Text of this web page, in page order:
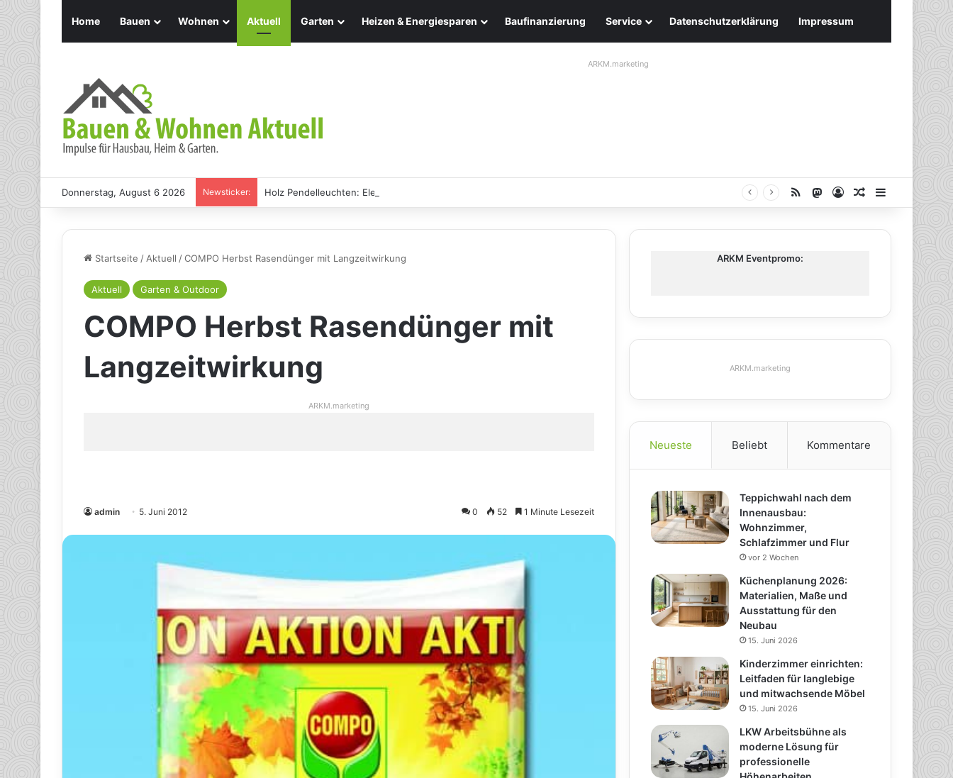
Home Bauen Wohnen Aktuell Garten Heizen & Energiesparen Baufinanzierung Service Datenschutzerklärung Impressum
ARKM.marketing
Donnerstag, August 6 2026 Newsticker: Holz Pendelleuchten: Eleganz und Nachhaltigkeit für Ihr Zuhause RSS Mastodon
AnmeldenZufälliger
Startseite /Aktuell /COMPO Herbst Rasendünger mit Langzeitwirkung
Aktuell Garten & Outdoor
COMPO Herbst Rasendünger mit
Langzeitwirkung
ARKM.marketing
admin 5. Juni 2012 0 52 1 Minute Lesezeit
ARKM Eventpromo:
ARKM.marketing
Neueste Beliebt Kommentare
Teppichwahl nach dem
Innenausbau:
Wohnzimmer,
Schlafzimmer und Flur
vor 2 Wochen
Küchenplanung 2026:
Materialien, Maße und
Ausstattung für den
Neubau
15. Juni 2026
Kinderzimmer einrichten:
Leitfaden für langlebige
und mitwachsende Möbel
15. Juni 2026
LKW Arbeitsbühne als
moderne Lösung für
professionelle